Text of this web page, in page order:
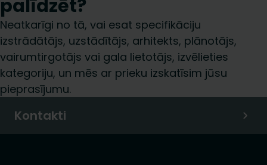
palīdzēt?
Neatkarīgi no tā, vai esat specifikāciju
izstrādātājs, uzstādītājs, arhitekts, plānotājs,
vairumtirgotājs vai gala lietotājs, izvēlieties
kategoriju, un mēs ar prieku izskatīsim jūsu
pieprasījumu.
Kontakti